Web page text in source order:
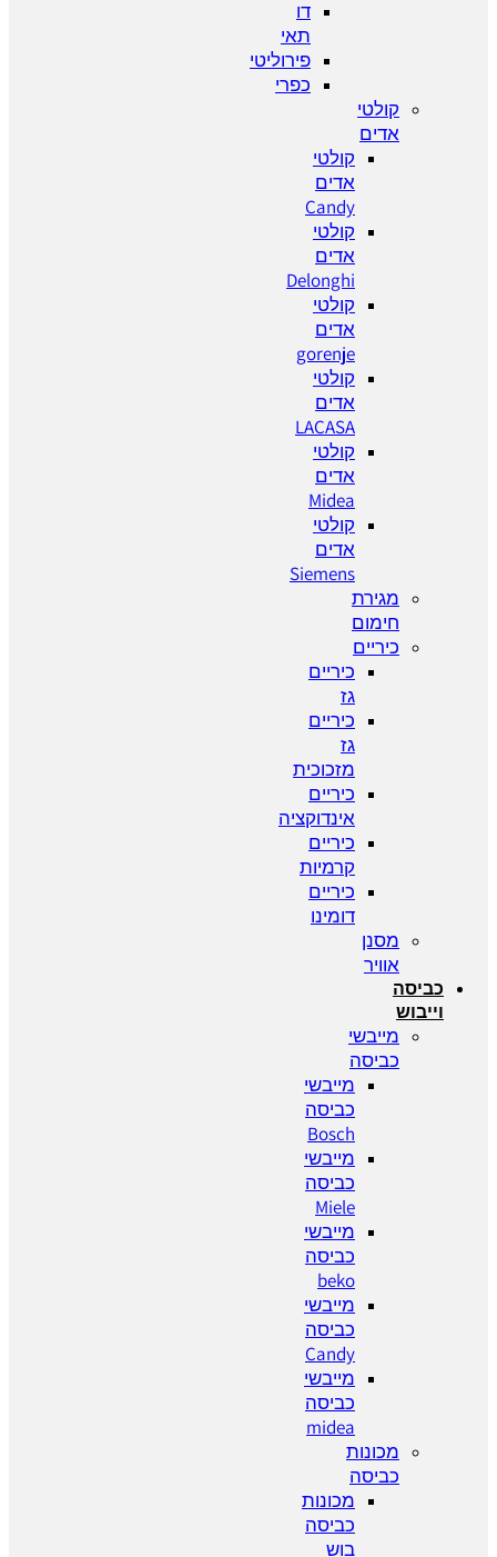
פירוליטי
כפרי
קולטי
קולטי
Candy
קולטי
Delonghi
קולטי
gorenje
קולטי
LACASA
קולטי
Midea
קולטי
Siemens
מגירת
חימום
כיריים
כיריים
כיריים
מזכוכית
כיריים
אינדוקציה
כיריים
קרמיות
כיריים
דומינו
מסנן
כביסה
וייבוש
מייבשי
כביסה
מייבשי
כביסה
Bosch
מייבשי
כביסה
מייבשי
כביסה
מייבשי
כביסה
Candy
מייבשי
כביסה
midea
מכונות
כביסה
מכונות
כביסה